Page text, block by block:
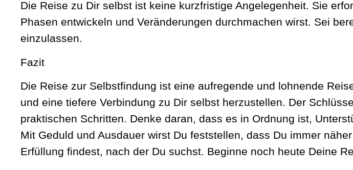
Die Reise zu Dir selbst ist keine kurzfristige Angelegenheit. Sie
Phasen entwickeln und Veränderungen durchmachen wirst. Sei
einzulassen.
Fazit
Die Reise zur Selbstfindung ist eine aufregende und lohnende
und eine tiefere Verbindung zu Dir selbst herzustellen. Der
praktischen Schritten. Denke daran, dass es in Ordnung ist,
Mit Geduld und Ausdauer wirst Du feststellen, dass Du immer
Erfüllung findest, nach der Du suchst. Beginne noch heute Deine